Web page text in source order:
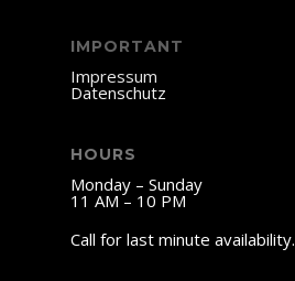
IMPORTANT
Impressum
Datenschutz
HOURS
Monday – Sunday
11 AM – 10 PM
Call for last minute availability.